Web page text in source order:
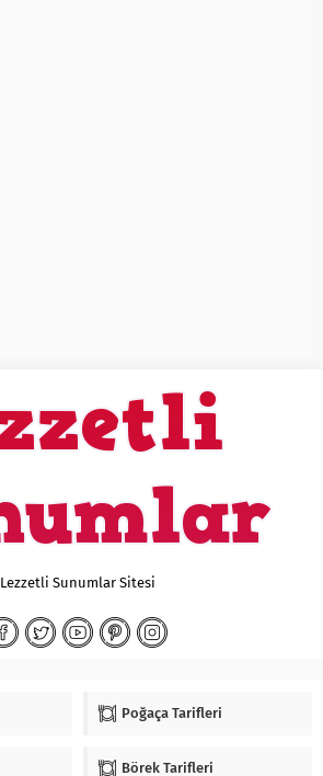
Lezzetli Sunumlar Sitesi
Poğaça Tarifleri
Börek Tarifleri